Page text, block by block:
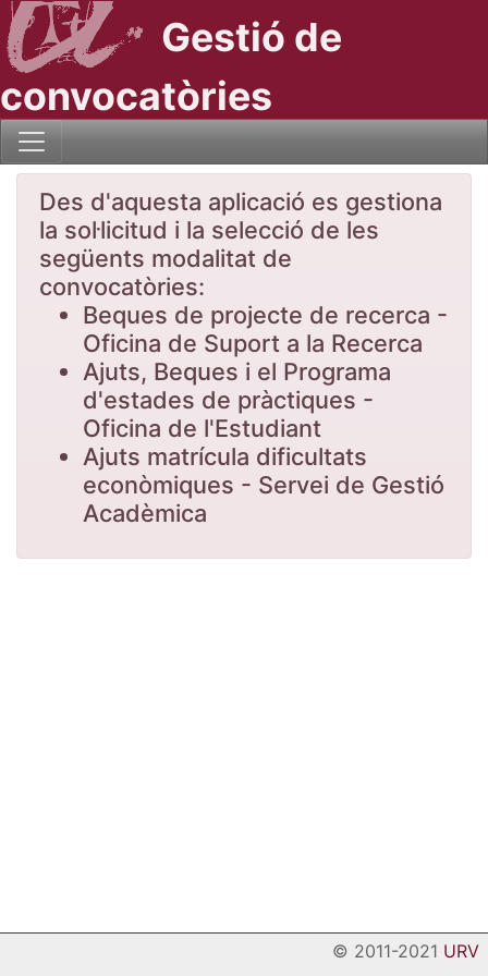
Gestió de
convocatòries
Des d'aquesta aplicació es gestiona
la sol·licitud i la selecció de les
següents modalitat de
convocatòries:
Beques de projecte de recerca -
Oficina de Suport a la Recerca
Ajuts, Beques i el Programa
d'estades de pràctiques -
Oficina de l'Estudiant
Ajuts matrícula dificultats
econòmiques - Servei de Gestió
Acadèmica
© 2011-2021 URV